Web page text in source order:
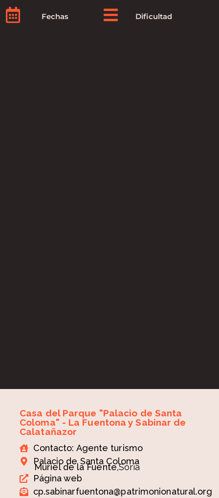
Fechas Dificultad
Casa del Parque "Palacio de Santa
Coloma" - La Fuentona y Sabinar de
Calatañazor
Contacto: Agente turismo
Palacio de Santa Coloma
Muriel de la Fuente,Soria
Página web
cp.sabinarfuentona@patrimonionatural.org